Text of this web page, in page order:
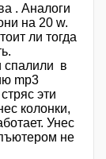
. Аналоги
на 20 w.
ли тогда
спалили в
mp3
эти
колонки,
Унес
не